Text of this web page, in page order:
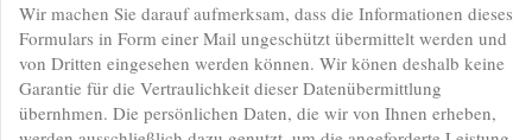
Wir machen Sie darauf aufmerksam, dass die Informationen dieses
Formulars in Form einer Mail ungeschützt übermittelt werden und
von Dritten eingesehen werden können. Wir könen deshalb keine
Garantie für die Vertraulichkeit dieser Datenübermittlung
übernhmen. Die persönlichen Daten, die wir von Ihnen erheben,